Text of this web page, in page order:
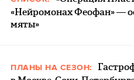
«Нейромонах Феофан» —
мяты»
ПЛАНЫ НА СЕЗОН: